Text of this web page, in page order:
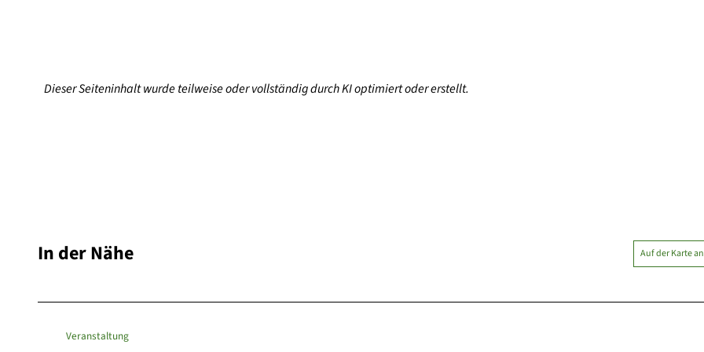
Dieser Seiteninhalt wurde teilweise oder vollständig durch KI optimiert oder erstellt.
In der Nähe Auf der Karte
Veranstaltung